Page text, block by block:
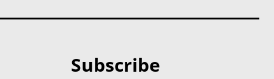
Subscribe